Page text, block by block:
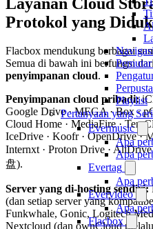
Playlist
Pertanyaan yang
Evermusic
Apa
Apa
Evertag
Apa
Evervideo
Apa
Flacbox
Protokol yang
Flacbox mendukung berbagai
Semua di bawah ini berfungsi
penyimpanan cloud.
Penyimpanan cloud pribadi:
Google Drive · MEGA · Box ·
Cloud Home · MediaFire ·
IceDrive · Koofr · OpenDrive ·
Internxt · Proton Drive ·
盘).
Server yang di-hosting sendiri:
(dan setiap server yang
Funkwhale, Gonic, Logitech
Nextcloud (dan ownCloud